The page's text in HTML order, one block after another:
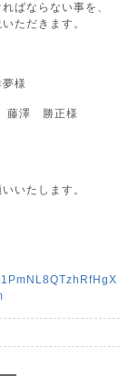
ばならない事を、
ただきます。
様
藤澤 勝正様
いたします。